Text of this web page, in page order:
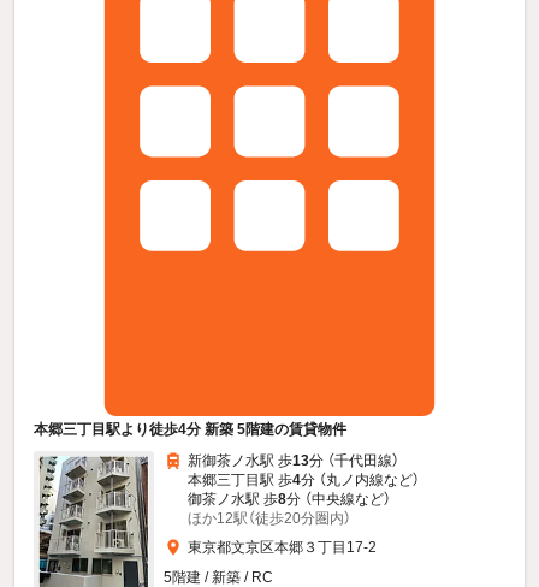
本郷三丁目駅より徒歩4分 新築 5階建の賃貸物件
新御茶ノ水駅 歩13分 （千代田線）
本郷三丁目駅 歩4分 （丸ノ内線など）
御茶ノ水駅 歩8分 （中央線など）
ほか12駅（徒歩20分圏内）
東京都文京区本郷３丁目17-2
5階建 / 新築 / RC